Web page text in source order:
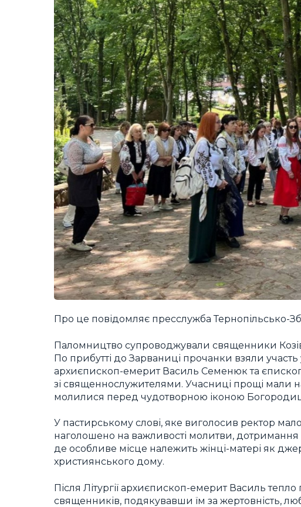
Про це повідомляє пресслужба Тернопільсько-
Паломництво супроводжували священники
По прибутті до Зарваниці прочанки взяли участь
архиєпископ-емерит Василь Семенюк та
зі священнослужителями. Учасниці прощі мали
молилися перед чудотворною іконою
У пастирському слові, яке виголосив ректор
наголошено на важливості молитви,
де особливе місце належить жінці-матері як
християнського дому.
Після Літургії архиєпископ-емерит Василь
священників, подякувавши їм за жертовність,